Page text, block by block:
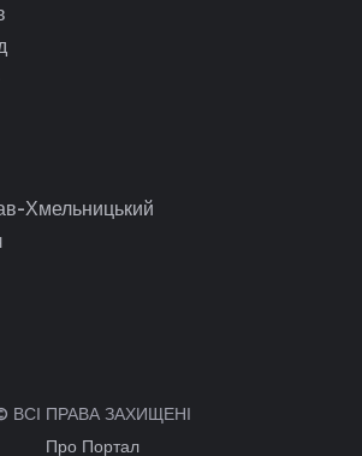
Хмельницький
ВСІ ПРАВА ЗАХИЩЕНІ
Про Портал